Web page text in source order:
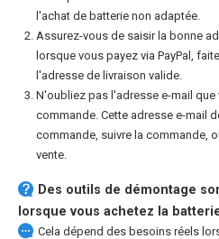
l'achat de batterie non adaptée.
Assurez-vous de saisir la bonne
lorsque vous payez via PayPal,
l'adresse de livraison valide.
N'oubliez pas l'adresse e-mail
commande. Cette adresse e-mail
commande, suivre la commande,
vente.
Des outils de démontage
lorsque vous achetez la
Cela dépend des besoins réels